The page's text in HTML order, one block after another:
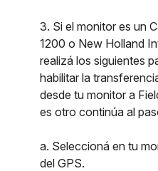
3. Si el monitor es un
1200 o New Holland
realizá los siguientes
habilitar la
desde tu monitor a
es otro continúa al
a. Seleccioná en tu
del GPS.